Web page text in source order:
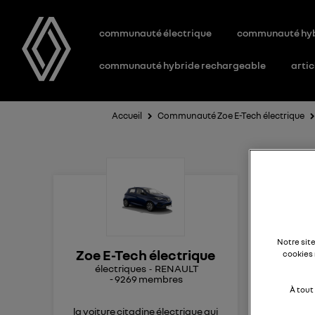
communauté électrique communauté
communauté hybride rechargeable
Accueil Communauté Zoe E-Tech électrique
Zoe E-Tech électrique
électriques
RENAULT
-9269 membres
la voiture citadine électrique qui
Notre
cookies
À tout